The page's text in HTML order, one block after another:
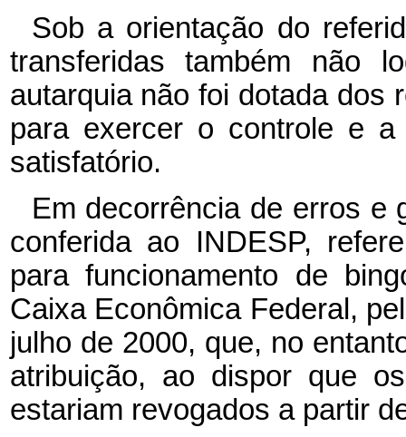
Sob a orientação do
transferidas também não
autarquia não foi dotada dos
para exercer o controle e
satisfatório.
Em decorrência de erros e
conferida ao INDESP,
para funcionamento de
Caixa Econômica Federal,
julho de 2000, que, no
atribuição, ao dispor que
estariam revogados a partir